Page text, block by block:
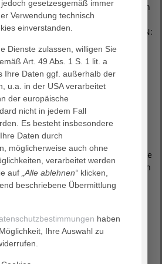
gebraucht. Ansprechpartnerin
Sackmann, 04261/77 - 2111.
Diakonieklinikum Rotenburg, IBAN:
45, Stichwort: Klinikclowns.
ROTENBURG
das größte konfessionelle
und akademisches
Fakultät der Universität
mit rund 215.000
bietet es nahezu das gesamte
Die fortschrittliche
die professionelle Pflege mit ihren
das Haus aus. Das
„Überregionales
von Schwerverletzten,
und Gefäßzentrum sowie
Zentrum für
Einen besonderen
Das Brustkrebszentrum
gesetzesgemäß immer
Verwendung technisch
einverstanden.
Dienste zulassen, willigen Sie
Art. 49 Abs. 1 S. 1 lit. a
Ihre Daten ggf. außerhalb der
u.a. in der USA verarbeitet
der europäische
nicht in jedem Fall
Es besteht insbesondere
Daten durch
möglicherweise auch ohne
verarbeitet werden
auf „Alle ablehnen“ klicken,
beschriebene Übermittlung
haben
Ihre Auswahl zu